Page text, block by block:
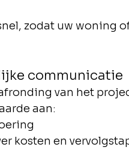
zodat uw woning
communicatie
van het
aan:
kosten en